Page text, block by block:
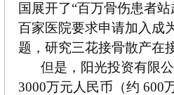
国展开了“百万骨伤患者
百家医院要求申请加入成
题，研究三花接骨散产在
但是，阳光投资有限
3000万元人民币（约 600